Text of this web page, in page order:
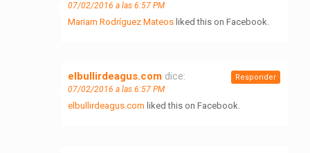
07/02/2016 a las 6:57 PM
Mariam Rodríguez Mateos liked this on Facebook.
elbullirdeagus.com dice:
07/02/2016 a las 6:57 PM
elbullirdeagus.com liked this on Facebook.
Responder